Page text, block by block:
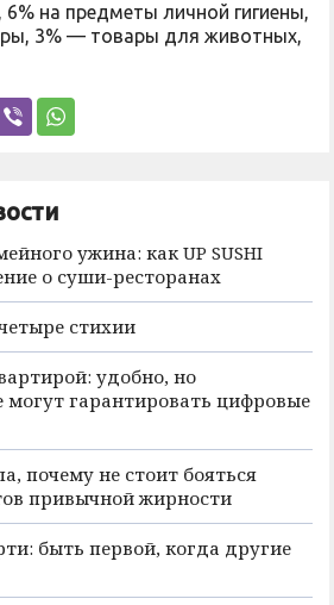
на предметы личной гигиены,
3% — товары для животных,
ужина: как UP SUSHI
о суши-ресторанах
стихии
удобно, но
могут гарантировать цифровые
почему не стоит бояться
привычной жирности
быть первой, когда другие